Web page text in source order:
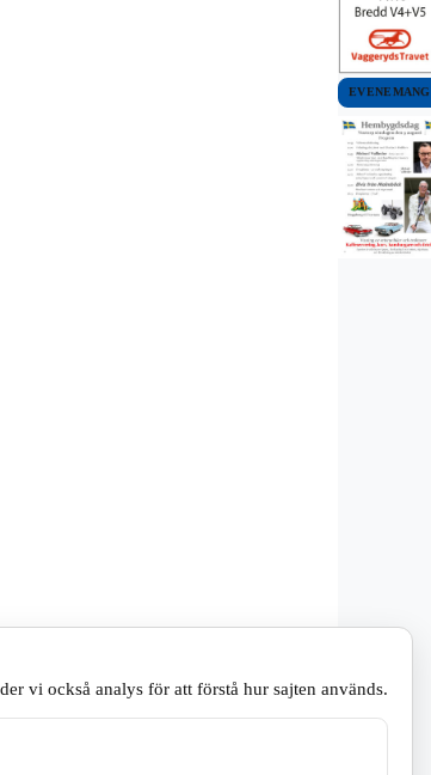
EVENEMANG
vi också analys för att förstå hur sajten används.